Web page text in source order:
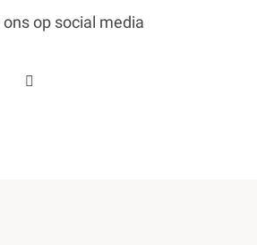
ons op social media